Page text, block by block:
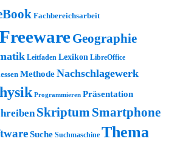
Fachbereichsarbeit
FreewareGeographie
Leitfaden Lexikon LibreOffice
MethodeNachschlagewerk
Programmieren Präsentation
Skriptum Smartphone
Suche Suchmaschine Thema